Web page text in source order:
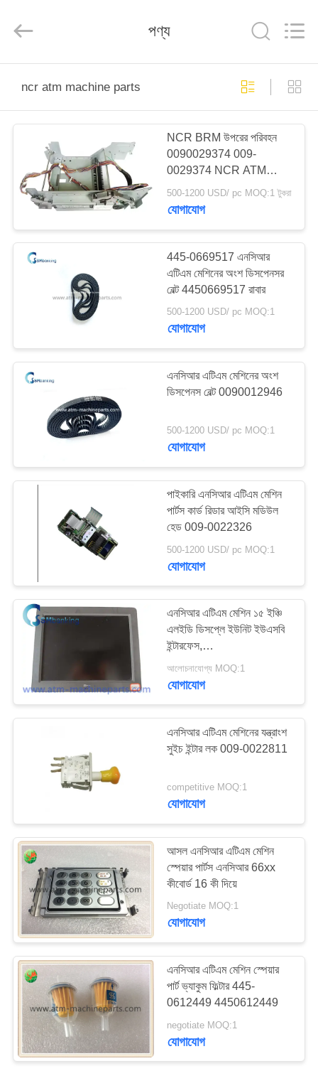
পণ্য
আমাদের
সম্পর্কে
কারখানা
ভ্রমণ
যোগাযোগ
উদ্ধৃতির
সাইট
ম্যাপ
PRIVACY
POLICY
Trade
Co.,Ltd..
পণ্য
ncr atm machine parts
NCR BRM উপরের পরিবহন
0090029374 009-
0029374 NCR ATM
মেশিনের খুচরা যন্ত্রাংশ
500-1200 USD/ pc MOQ:1 টুকরা
যোগাযোগ
445-0669517 এনসিআর
এটিএম মেশিনের অংশ ডিসপেনসর
বেল্ট 4450669517 রাবার
500-1200 USD/ pc MOQ:1
যোগাযোগ
এনসিআর এটিএম মেশিনের অংশ
ডিসপেনস বেল্ট 0090012946
500-1200 USD/ pc MOQ:1
যোগাযোগ
পাইকারি এনসিআর এটিএম মেশিন
পার্টস কার্ড রিডার আইসি মডিউল
হেড 009-0022326
500-1200 USD/ pc MOQ:1
যোগাযোগ
এনসিআর এটিএম মেশিন ১৫ ইঞ্চি
এলইডি ডিসপ্লে ইউনিট ইউএসবি
ইন্টারফেস,
এসএনঃ৫৯৪৩-৫১০০-৯০৯০;
পাওয়ার রেটিং ১২ ভোল্ট--,2.0A
আলোচনাযোগ্য MOQ:1
যোগাযোগ
এনসিআর এটিএম মেশিনের যন্ত্রাংশ
সুইচ ইন্টার লক 009-0022811
competitive MOQ:1
যোগাযোগ
আসল এনসিআর এটিএম মেশিন
স্পেয়ার পার্টস এনসিআর 66xx
কীবোর্ড 16 কী দিয়ে
Negotiate MOQ:1
যোগাযোগ
এনসিআর এটিএম মেশিন স্পেয়ার
পার্ট ভ্যাকুম ফিল্টার 445-
0612449 4450612449
negotiate MOQ:1
যোগাযোগ